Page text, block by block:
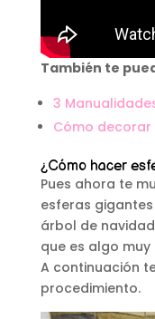
También te
3 Manualidades
Cómo
¿Cómo hacer
Pues ahora te
esferas
árbol de
que es algo
A continuación
procedimiento.